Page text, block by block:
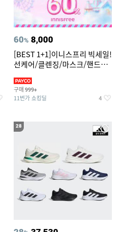
60% 8,000
[BEST 1+1]이니스프리 빅세일!
선케어/클렌징/마스크/핸드크
구매 999+
11번가 쇼킹딜 4
28